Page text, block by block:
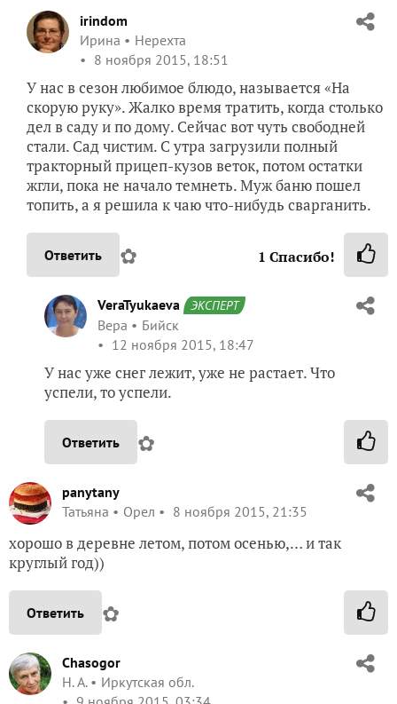
irindom
Ирина
Нерехта
8 ноября 2015, 18:51
У нас в сезон любимое блюдо, называется «На
скорую руку». Жалко время тратить, когда столько
дел в саду и по дому. Сейчас вот чуть свободней
стали. Сад чистим. С утра загрузили полный
тракторный прицеп-кузов веток, потом остатки
жгли, пока не начало темнеть. Муж баню пошел
топить, а я решила к чаю что-нибудь сварганить.
Ответить ✿ 1 Спасибо!
VeraTyukaeva ЭКСПЕРТ
Вера
Бийск
12 ноября 2015, 18:47
У нас уже снег лежит, уже не растает. Что
успели, то успели.
Ответить ✿
panytany
Татьяна
Орел 8 ноября 2015, 21:35
хорошо в деревне летом, потом осенью,… и так
круглый год))
Ответить ✿
Chasogor
Н. А.
Иркутская обл.